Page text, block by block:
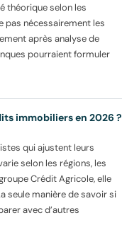
théorique selon les
pas nécessairement les
après analyse de
pourraient formuler
immobiliers en 2026 ?
qui ajustent leurs
selon les régions, les
Crédit Agricole, elle
seule manière de savoir si
avec d’autres